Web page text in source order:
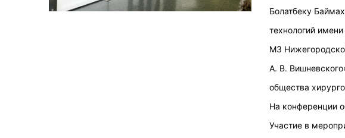
Болатбеку
технологий
МЗ
А. В.
общества
На конференции
Участие в